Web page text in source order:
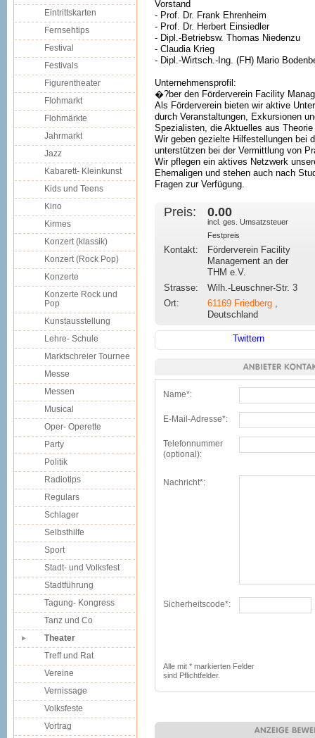
Vorstand
- Prof. Dr. Frank Ehrenheim
- Prof. Dr. Herbert Einsiedler
- Dipl.-Betriebsw. Thomas Niedenzu
- Claudia Krieg
- Dipl.-Wirtsch.-Ing. (FH) Mario
Unternehmensprofil:
�?ber den Förderverein Facility
Als Förderverein bieten wir aktive
durch Veranstaltungen, Exkursionen
Spezialisten, die Aktuelles aus
Wir geben gezielte Hilfestellungen bei
unterstützen bei der Vermittlung von
Wir pflegen ein aktives Netzwerk
Ehemaligen und stehen auch nach
Fragen zur Verfügung.
Preis: 0.00 
incl. ges. Umsatzsteuer
Festpreis
Kontakt:
Förderverein Facility
Management an der
THM e.V.
Strasse:
Wilh.-Leuschner-Str. 3
Ort:
61169 Friedberg ,
Deutschland
Twittern
Name*:
E-Mail-Adresse*:
Telefonnummer
(optional):
Nachricht*:
Sicherheitscode*:
Alle mit * markierten Felder
sind Pflichtfelder.
Eintrittskarten
Fernsehtips
Festival
Festivals
Figurentheater
Flohmarkt
Flohmärkte
Jahrmarkt
Jazz
Kabarett- Kleinkunst
Kids und Teens
Kino
Kirmes
Konzert (klassik)
Konzert (Rock Pop)
Konzerte
Konzerte Rock und
Pop
Kunstausstellung
Lehre- Schule
Marktschreier Tournee
Messe
Messen
Musical
Oper- Operette
Party
Politik
Radiotips
Regulars
Schlager
Selbsthilfe
Sport
Stadt- und Volksfest
Stadtführung
Tagung- Kongress
Tanz und Co
Theater
Treff und Rat
Vereine
Vernissage
Volksfeste
Vortrag